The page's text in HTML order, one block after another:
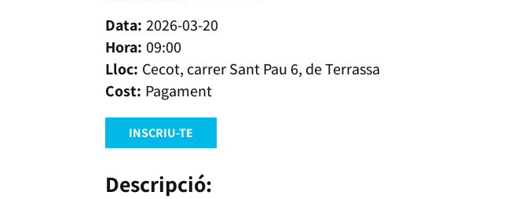
2026-03-20
09:00
Cecot, carrer Sant Pau 6, de Terrassa
Pagament
INSCRIU-TE
Descripció: